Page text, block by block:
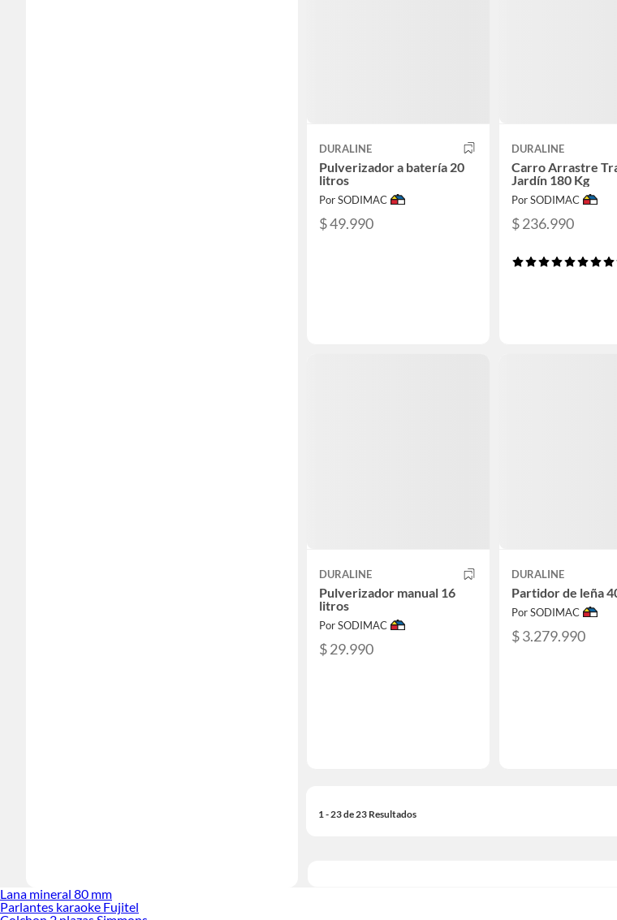
DURALINE
Pulverizador a batería 20
litros
Por SODIMAC
$ 49.990
DURALINE
Carro Arrastre
Jardín 180 Kg
Por SODIMAC
$ 236.990
DURALINE
Pulverizador manual 16
litros
Por SODIMAC
$ 29.990
DURALINE
Partidor de leña
Por SODIMAC
$ 3.279.990
1 - 23 de 23 Resultados
Lana mineral 80 mm
Parlantes karaoke Fujitel